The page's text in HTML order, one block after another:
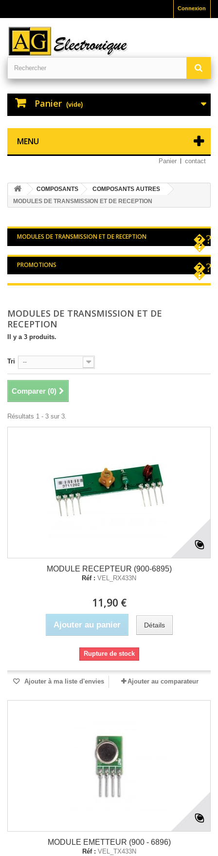
Connexion
Panier (vide)
MENU
Panier contact
COMPOSANTS
COMPOSANTS AUTRES
MODULES DE TRANSMISSION ET DE RECEPTION
MODULES DE TRANSMISSION ET DE RECEPTION
PROMOTIONS
MODULES DE TRANSMISSION ET DE
RECEPTION
Il y a 3 produits.
Tri --
Comparer (0)
Résultats 1 - 3 sur 3.
MODULE RECEPTEUR (900-6895)
Réf : VEL_RX433N
11,90 €
Ajouter au panier Détails
Rupture de stock
Ajouter à ma liste d'envies Ajouter au comparateur
MODULE EMETTEUR (900 - 6896)
Réf : VEL_TX433N